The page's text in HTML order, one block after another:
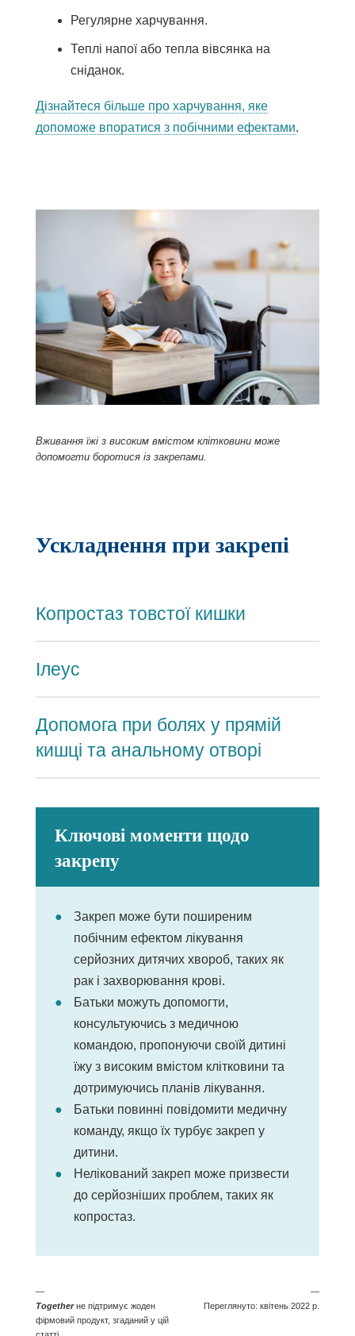
Регулярне харчування.
Теплі напої або тепла вівсянка на
сніданок.
Дізнайтеся більше про харчування, яке
допоможе впоратися з побічними ефектами.
Вживання їжі з високим вмістом клітковини може
допомогти боротися із закрепами.
Ускладнення при закрепі
Копростаз товстої кишки
Ілеус
Допомога при болях у прямій
кишці та анальному отворі
Ключові моменти щодо
закрепу
Закреп може бути поширеним
побічним ефектом лікування
серйозних дитячих хвороб, таких як
рак і захворювання крові.
Батьки можуть допомогти,
консультуючись з медичною
командою, пропонуючи своїй дитині
їжу з високим вмістом клітковини та
дотримуючись планів лікування.
Батьки повинні повідомити медичну
команду, якщо їх турбує закреп у
дитини.
Нелікований закреп може призвести
до серйозніших проблем, таких як
копростаз.
—
Togetherне підтримує жоден
фірмовий продукт, згаданий у цій
—
Переглянуто: квітень 2022 р.